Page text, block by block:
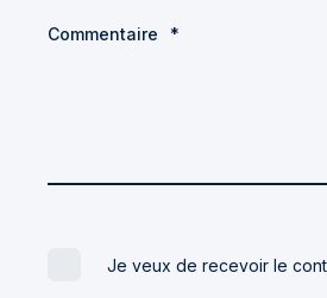
Commentaire *
Je veux de recevoir le